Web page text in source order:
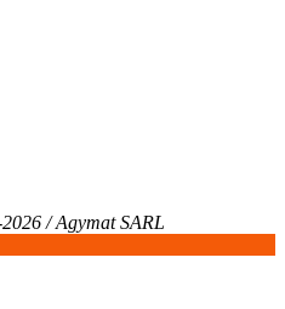
/ Agymat SARL